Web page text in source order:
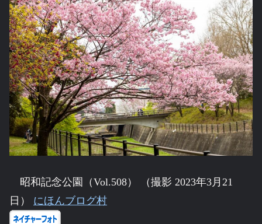
昭和記念公園（Vol.508） （撮影 2023年3月21
日） にほんブログ村